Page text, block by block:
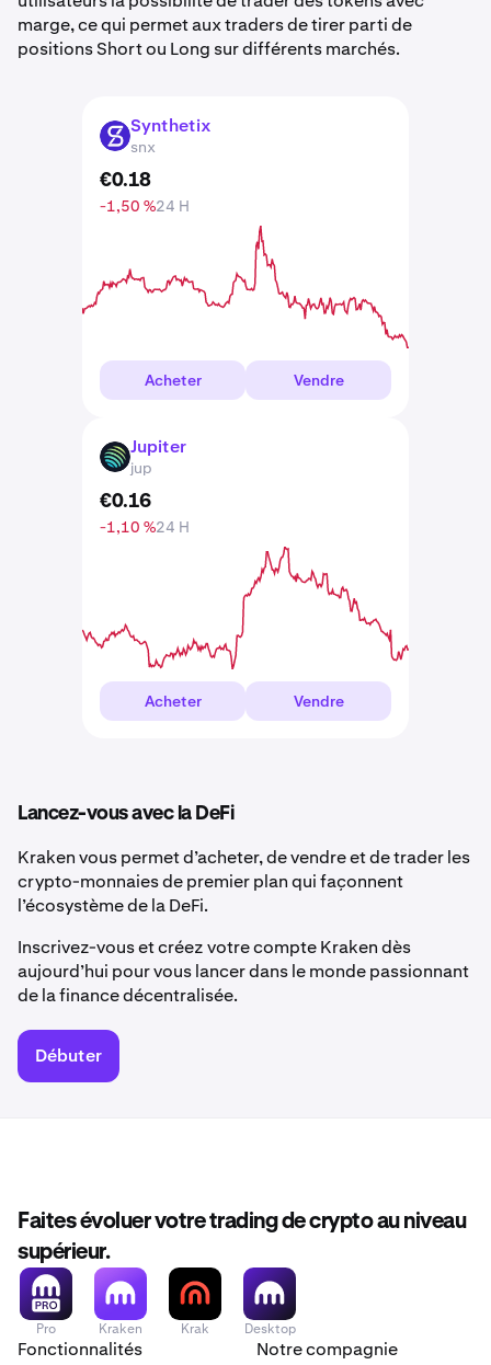
marge, ce qui permet aux traders de tirer parti de
positions Short ou Long sur différents marchés.
SNX Synthetix
snx
€0.18
-1,50 %24 H
Acheter Vendre
JUP Jupiter
jup
€0.16
-1,10 %24 H
Acheter Vendre
Lancez-vous avec la DeFi
Kraken vous permet d’acheter, de vendre et de trader les
crypto-monnaies de premier plan qui façonnent
l’écosystème de la DeFi.
Inscrivez-vous et créez votre compte Kraken dès
aujourd’hui pour vous lancer dans le monde passionnant
de la finance décentralisée.
Débuter
Faites évoluer votre trading de crypto au niveau
supérieur.
Pro Kraken Krak Desktop
Fonctionnalités Notre compagnie